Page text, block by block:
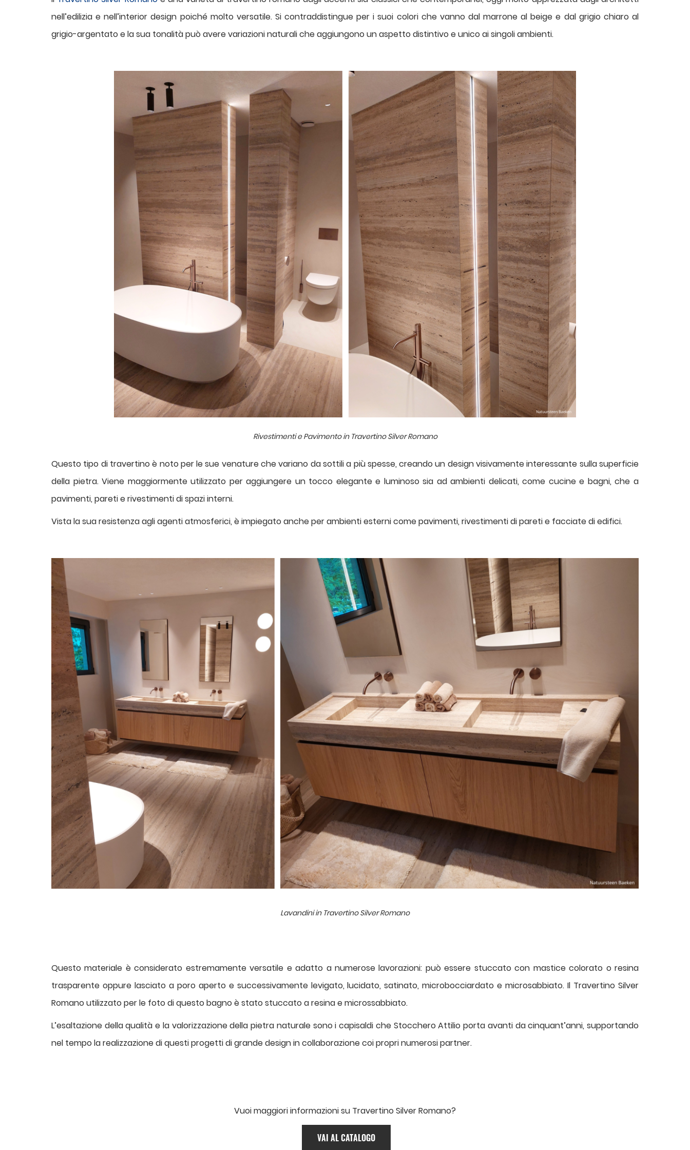
nell’edilizia e nell’interior design poiché molto versatile. Si contraddistingue per i suoi colori che vanno dal marrone al beige e dal grigio chiaro al
grigio-argentato e la sua tonalità può avere variazioni naturali che aggiungono un aspetto distintivo e unico ai singoli ambienti.
Rivestimenti e Pavimento in Travertino Silver Romano
Questo tipo di travertino è noto per le sue venature che variano da sottili a più spesse, creando un design visivamente interessante sulla superficie
della pietra. Viene maggiormente utilizzato per aggiungere un tocco elegante e luminoso sia ad ambienti delicati, come cucine e bagni, che a
pavimenti, pareti e rivestimenti di spazi interni.
Vista la sua resistenza agli agenti atmosferici, è impiegato anche per ambienti esterni come pavimenti, rivestimenti di pareti e facciate di edifici.
Lavandini in Travertino Silver Romano
Questo materiale è considerato estremamente versatile e adatto a numerose lavorazioni: può essere stuccato con mastice colorato o resina
trasparente oppure lasciato a poro aperto e successivamente levigato, lucidato, satinato, microbocciardato e microsabbiato. Il Travertino Silver
Romano utilizzato per le foto di questo bagno è stato stuccato a resina e microssabbiato.
L’esaltazione della qualità e la valorizzazione della pietra naturale sono i capisaldi che Stocchero Attilio porta avanti da cinquant’anni, supportando
nel tempo la realizzazione di questi progetti di grande design in collaborazione coi propri numerosi partner.
Vuoi maggiori informazioni su Travertino Silver Romano?
VAI AL CATALOGO